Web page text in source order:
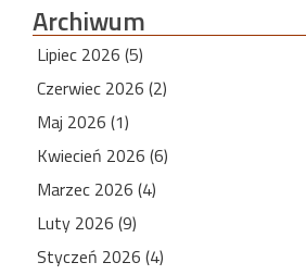
Archiwum
Lipiec 2026 (5)
Czerwiec 2026 (2)
Maj 2026 (1)
Kwiecień 2026 (6)
Marzec 2026 (4)
Luty 2026 (9)
Styczeń 2026 (4)